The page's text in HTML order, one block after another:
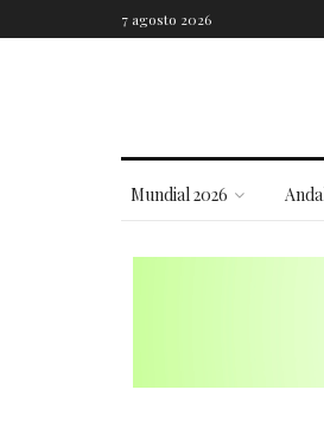
7 agosto 2026
Mundial 2026